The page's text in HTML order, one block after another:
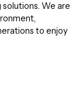
We are
to enjoy